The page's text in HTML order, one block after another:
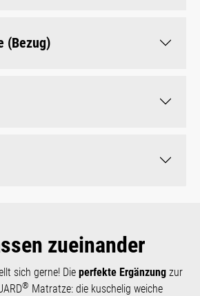
(Bezug)
zueinander
sich gerne! Die perfekte Ergänzungzur
® Matratze: die kuschelig weiche